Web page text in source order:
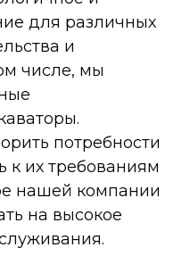
для различных
и
числе, мы
потребности
к их требованиям
нашей компании
на высокое